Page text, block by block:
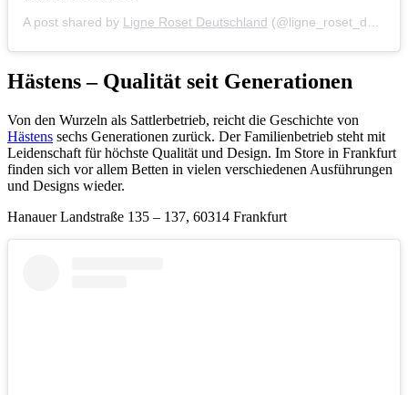
A post shared by Ligne Roset Deutschland (@ligne_roset_deutschland) on
Hästens – Qualität seit Generationen
Von den Wurzeln als Sattlerbetrieb, reicht die Geschichte von
Hästens sechs Generationen zurück. Der Familienbetrieb steht mit
Leidenschaft für höchste Qualität und Design. Im Store in Frankfurt
finden sich vor allem Betten in vielen verschiedenen Ausführungen
und Designs wieder.
Hanauer Landstraße 135 – 137, 60314 Frankfurt